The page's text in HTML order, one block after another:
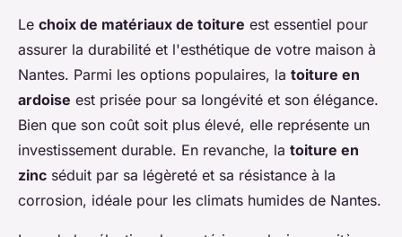
Le choix de matériaux de toiture est essentiel pour
assurer la durabilité et l'esthétique de votre maison à
Nantes. Parmi les options populaires, la toiture en
ardoise est prisée pour sa longévité et son élégance.
Bien que son coût soit plus élevé, elle représente un
investissement durable. En revanche, la toiture en
zinc séduit par sa légèreté et sa résistance à la
corrosion, idéale pour les climats humides de Nantes.